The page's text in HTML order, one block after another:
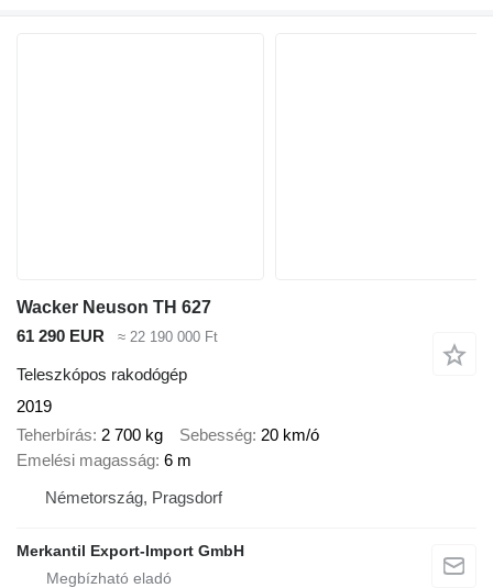
Wacker Neuson TH 627
61 290 EUR
≈ 22 190 000 Ft
Teleszkópos rakodógép
2019
Teherbírás 2 700 kg Sebesség 20 km/ó
Emelési magasság 6 m
Németország, Pragsdorf
Merkantil Export-Import GmbH